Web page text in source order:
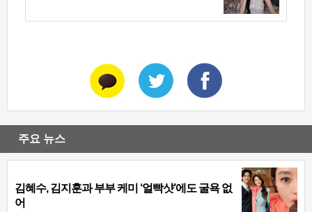
주요 뉴스
김혜수, 김지훈과 부부 케미 ‘얼빡샷’에도 굴욕 없
어